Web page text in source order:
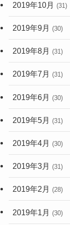
2019年10月 (31)
2019年9月 (30)
2019年8月 (31)
2019年7月 (31)
2019年6月 (30)
2019年5月 (31)
2019年4月 (30)
2019年3月 (31)
2019年2月 (28)
2019年1月 (30)